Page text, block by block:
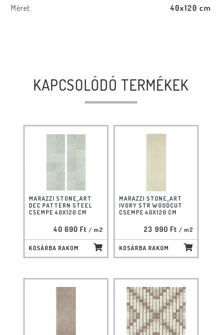
Méret:
40x120 cm
KAPCSOLÓDÓ TERMÉKEK
MARAZZI STONE_ART
DEC PATTERN STEEL
CSEMPE 40X120 CM
40 690 Ft / m2
KOSÁRBA RAKOM
MARAZZI STONE_ART
IVORY STR WOODCUT
CSEMPE 40X120 CM
23 990 Ft / m2
KOSÁRBA RAKOM